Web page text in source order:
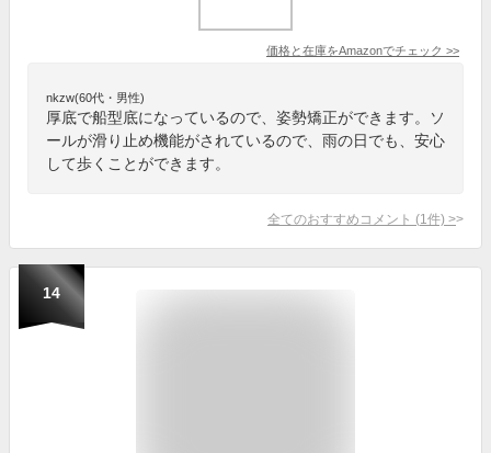
価格と在庫をAmazonでチェック >>
nkzw(60代・男性)
厚底で船型底になっているので、姿勢矯正ができます。ソ
ールが滑り止め機能がされているので、雨の日でも、安心
して歩くことができます。
全てのおすすめコメント (1 件) >
14